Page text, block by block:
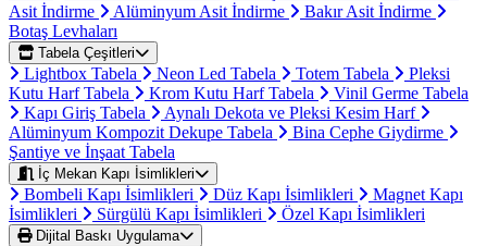
Asit İndirme
Alüminyum Asit İndirme
Bakır Asit İndirme
Botaş Levhaları
Tabela Çeşitleri
Lightbox Tabela Neon Led Tabela Totem Tabela
Pleksi
Kutu Harf Tabela
Krom Kutu Harf Tabela
Vinil Germe Tabela
Kapı Giriş Tabela
Aynalı Dekota ve Pleksi Kesim Harf
Alüminyum Kompozit Dekupe Tabela
Bina Cephe Giydirme
Şantiye ve İnşaat Tabela
İç Mekan Kapı İsimlikleri
Bombeli Kapı İsimlikleri Düz Kapı İsimlikleri
Magnet Kapı
İsimlikleri
Sürgülü Kapı İsimlikleri Özel Kapı İsimlikleri
Dijital Baskı Uygulama